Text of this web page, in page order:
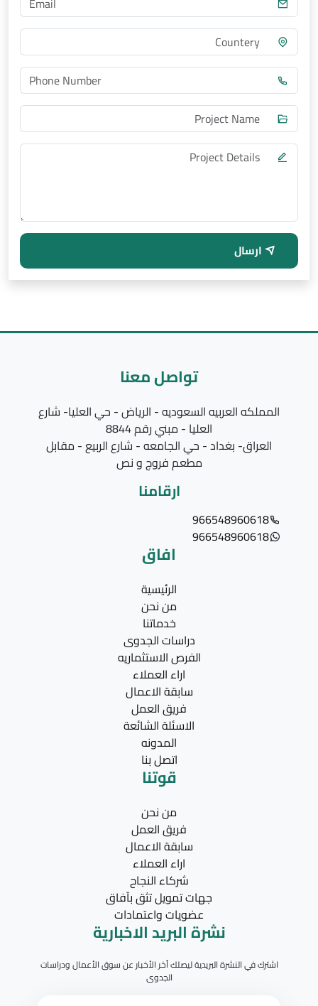
تواصل معنا
المملكه العربيه السعوديه - الرياض - حي العليا- شارع
العليا - مبني رقم 8844
العراق- بغداد - حي الجامعه - شارع الربيع - مقابل
مطعم فروج و نص
ارقامنا
966548960618
966548960618
افاق
الرئيسية
من نحن
خدماتنا
دراسات الجدوى
الفرص الاستثماريه
اراء العملاء
سابقة الاعمال
فريق العمل
الاسئلة الشائعة
المدونه
اتصل بنا
قوتنا
من نحن
فريق العمل
سابقة الاعمال
اراء العملاء
شركاء النجاح
جهات تمويل تثق بآفاق
عضويات واعتمادات
نشرة البريد الاخبارية
اشترك في النشرة البريدية ليصلك أخر الأخبار عن سوق الأعمال ودراسات
الجدوى